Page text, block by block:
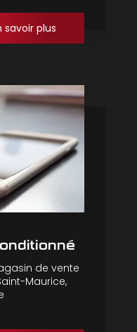
savoir plus
de vente
Maurice,